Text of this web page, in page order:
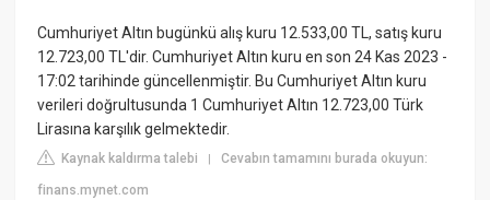
Cumhuriyet Altın bugünkü alış kuru 12.533,00 TL, satış kuru
12.723,00 TL'dir. Cumhuriyet Altın kuru en son 24 Kas 2023 -
17:02 tarihinde güncellenmiştir. Bu Cumhuriyet Altın kuru
verileri doğrultusunda 1 Cumhuriyet Altın 12.723,00 Türk
Lirasına karşılık gelmektedir.
Kaynak kaldırma talebi |Cevabın tamamını burada okuyun:
finans.mynet.com